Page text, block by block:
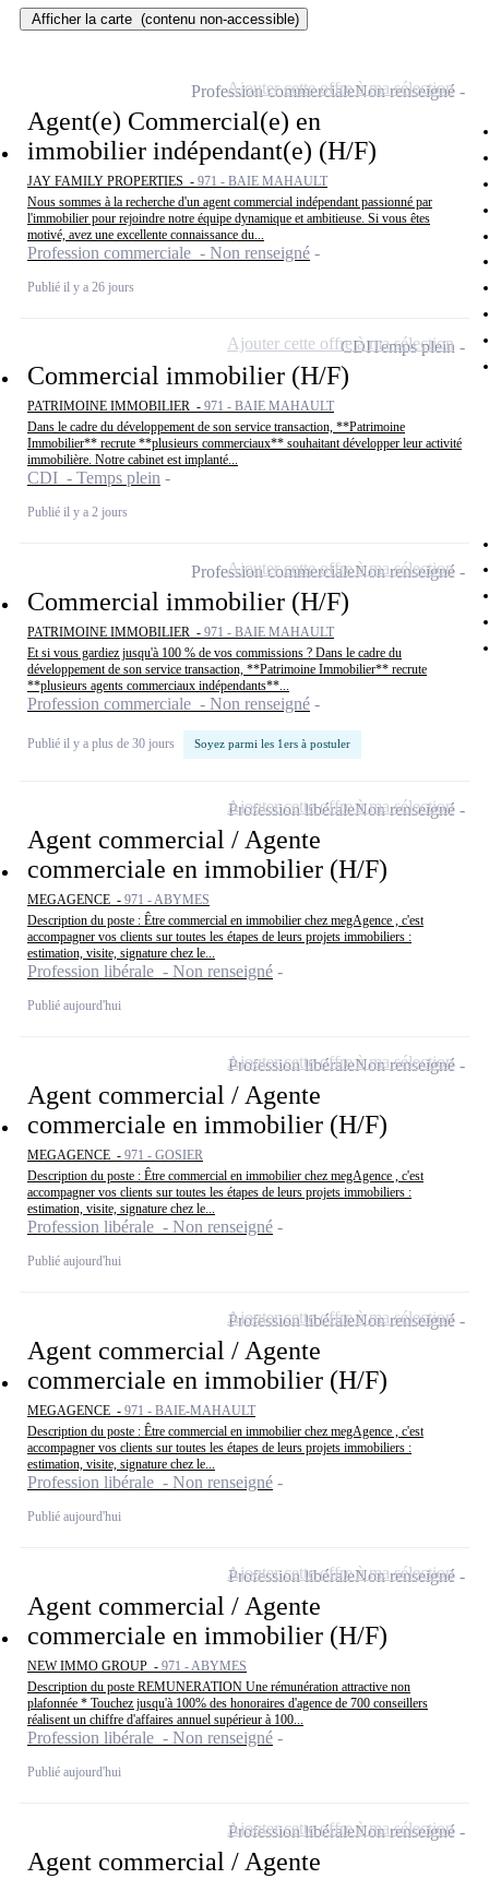
Afficher la carte (contenu non-accessible)
Agent(e) Commercial(e) en
immobilier indépendant(e) (H/F)
JAY FAMILY PROPERTIES - 971 - BAIE MAHAULT
Nous sommes à la recherche d'un agent commercial indépendant passionné par
l'immobilier pour rejoindre notre équipe dynamique et ambitieuse. Si vous êtes
motivé, avez une excellente connaissance du...
Profession commerciale - Non renseigné
Publié il y a 26 jours
Profession commercialeNon renseigné
Ajouter cette offre à ma sélection
Commercial immobilier (H/F)
PATRIMOINE IMMOBILIER - 971 - BAIE MAHAULT
Dans le cadre du développement de son service transaction, **Patrimoine
Immobilier** recrute **plusieurs commerciaux** souhaitant développer leur activité
immobilière. Notre cabinet est implanté...
CDI - Temps plein
Publié il y a 2 jours
CDITemps plein
Ajouter cette offre à ma sélection
Commercial immobilier (H/F)
PATRIMOINE IMMOBILIER - 971 - BAIE MAHAULT
Et si vous gardiez jusqu'à 100 % de vos commissions ? Dans le cadre du
développement de son service transaction, **Patrimoine Immobilier** recrute
**plusieurs agents commerciaux indépendants**...
Profession commerciale - Non renseigné
Publié il y a plus de 30 jours Soyez parmi les 1ers à postuler
Profession commercialeNon renseigné
Ajouter cette offre à ma sélection
Agent commercial / Agente
commerciale en immobilier (H/F)
MEGAGENCE - 971 - ABYMES
Description du poste : Être commercial en immobilier chez megAgence , c'est
accompagner vos clients sur toutes les étapes de leurs projets immobiliers :
estimation, visite, signature chez le...
Profession libérale - Non renseigné
Publié aujourd'hui
Profession libéraleNon renseigné
Ajouter cette offre à ma sélection
Agent commercial / Agente
commerciale en immobilier (H/F)
MEGAGENCE - 971 - GOSIER
Description du poste : Être commercial en immobilier chez megAgence , c'est
accompagner vos clients sur toutes les étapes de leurs projets immobiliers :
estimation, visite, signature chez le...
Profession libérale - Non renseigné
Publié aujourd'hui
Profession libéraleNon renseigné
Ajouter cette offre à ma sélection
Agent commercial / Agente
commerciale en immobilier (H/F)
MEGAGENCE - 971 - BAIE-MAHAULT
Description du poste : Être commercial en immobilier chez megAgence , c'est
accompagner vos clients sur toutes les étapes de leurs projets immobiliers :
estimation, visite, signature chez le...
Profession libérale - Non renseigné
Publié aujourd'hui
Profession libéraleNon renseigné
Ajouter cette offre à ma sélection
Agent commercial / Agente
commerciale en immobilier (H/F)
NEW IMMO GROUP - 971 - ABYMES
Description du poste REMUNERATION Une rémunération attractive non
plafonnée * Touchez jusqu'à 100% des honoraires d'agence de 700 conseillers
réalisent un chiffre d'affaires annuel supérieur à 100...
Profession libérale - Non renseigné
Publié aujourd'hui
Profession libéraleNon renseigné
Ajouter cette offre à ma sélection
Agent commercial / Agente
Profession libéraleNon renseigné
Ajouter cette offre à ma sélection